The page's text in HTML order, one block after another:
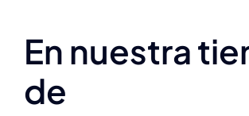
En nuestra
de